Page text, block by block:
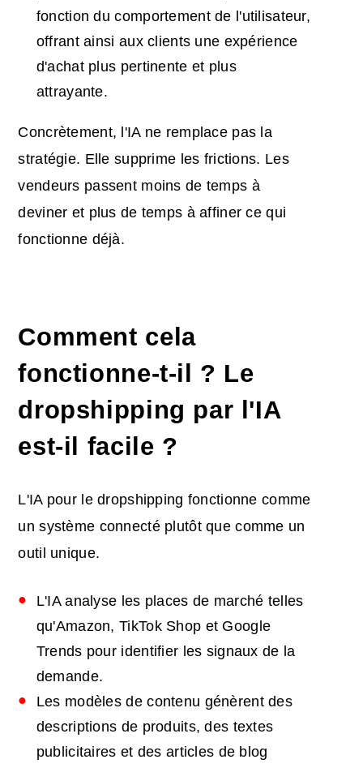
fonction du comportement de l'utilisateur,
offrant ainsi aux clients une expérience
d'achat plus pertinente et plus
attrayante.
Concrètement, l'IA ne remplace pas la
stratégie. Elle supprime les frictions. Les
vendeurs passent moins de temps à
deviner et plus de temps à affiner ce qui
fonctionne déjà.
Comment cela
fonctionne-t-il ? Le
dropshipping par l'IA
est-il facile ?
L'IA pour le dropshipping fonctionne comme
un système connecté plutôt que comme un
outil unique.
L'IA analyse les places de marché telles
qu'Amazon, TikTok Shop et Google
Trends pour identifier les signaux de la
demande.
Les modèles de contenu génèrent des
descriptions de produits, des textes
publicitaires et des articles de blog